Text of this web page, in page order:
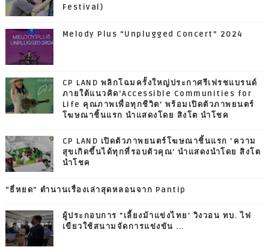
Festival)
Melody Plus “Unplugged Concert” 2024
CP LAND พลิกโฉมครั้งใหญ่ประกาศรีเฟรชแบรนด์
ภายใต้แนวคิด‘Accessible Communities for
Life คุณภาพเพื่อทุกชีวิต’ พร้อมเปิดตัวภาพยนตร์
โฆษณาชิ้นแรก นำแสดงโดย สิงโต นำโชค
CP LAND เปิดตัวภาพยนตร์โฆษณาชิ้นแรก ‘ความ
สุขเกิดขึ้นได้ทุกที่รอบตัวคุณ’ นำแสดงนำโดย สิงโต
นำโชค
“ธี่หยด” ตำนานเรื่องเล่าสุดหลอนจาก Pantip
ผู้ประกอบการ "เลี้ยงม้าแข่งไทย' วิงวอน ทบ. ไฟ
เขียวใช้สนามจัดการแข่งขัน ...